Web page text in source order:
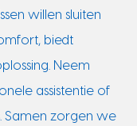
willen sluiten
biedt
Neem
assistentie of
Samen zorgen we